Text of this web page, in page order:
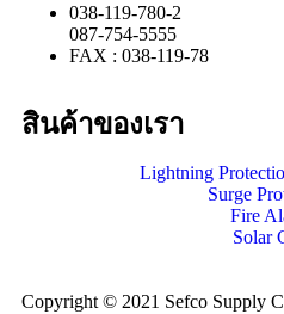
038-119-780-2
087-754-5555
FAX : 038-119-78
สินค้าของเรา
Lightning
Surge
Fire
Solar
Copyright © 2021 Sefco Supply